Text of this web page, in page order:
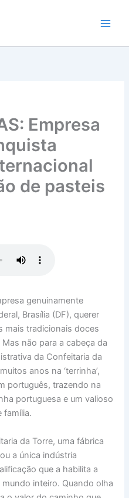
Empresa
de pasteis
genuinamente
Brasília (DF), querer
mais tradicionais doces
não para a cabeça da
da Confeitaria da
anos na ‘terrinha’,
português, trazendo na
portuguesa e um valioso
família.
da Torre, uma fábrica
a única indústria
que a habilita a
inteiro. Quando olha